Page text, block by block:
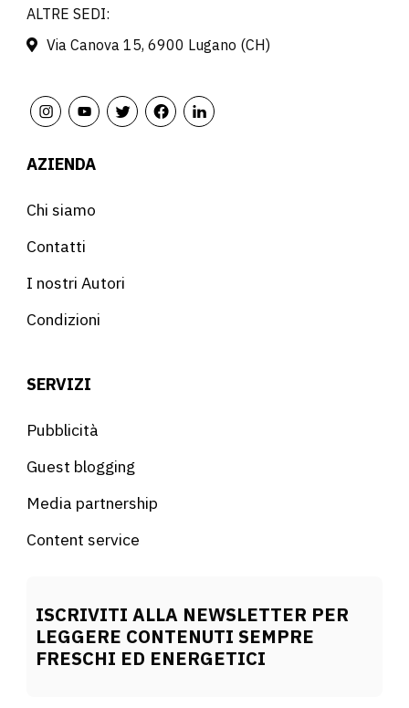
ALTRE SEDI:
Via Canova 15, 6900 Lugano (CH)
AZIENDA
Chi siamo
Contatti
I nostri Autori
Condizioni
SERVIZI
Pubblicità
Guest blogging
Media partnership
Content service
ISCRIVITI ALLA NEWSLETTER PER
LEGGERE CONTENUTI SEMPRE
FRESCHI ED ENERGETICI